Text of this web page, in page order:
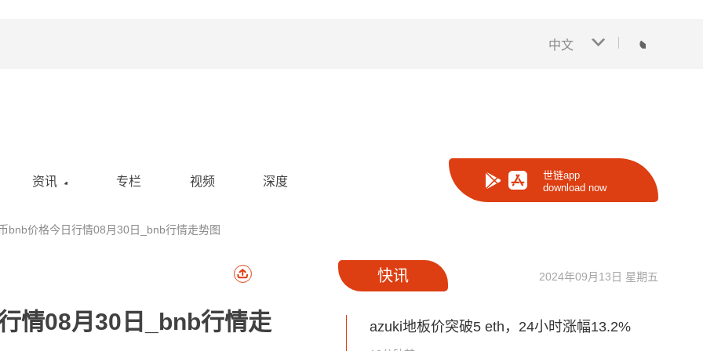
中文
资讯
热点新闻
专栏 视频 深度
世链app
download now
bnb价格今日行情08月30日_bnb行情走势图
情08月30日_bnb行情走
快讯 2024年09月13日 星期五
azuki地板价突破5 eth，24小时涨幅13.2%